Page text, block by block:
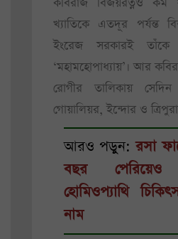
খ্যাতিকে এতদূর পর্যন্ত
ইংরেজ সরকারই তাঁকে
‘মহামহোপাধ্যায়’। আর
রোগীর তালিকায়
গোয়ালিয়র, ইন্দোর ও
আরও পড়ুন:রসা
বছর পেরিয়েও
হোমিওপ্যাথি
নাম